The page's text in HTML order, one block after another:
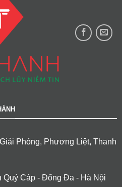
Phóng, Phương Liệt, Thanh
Quý Cáp - Đống Đa - Hà Nội